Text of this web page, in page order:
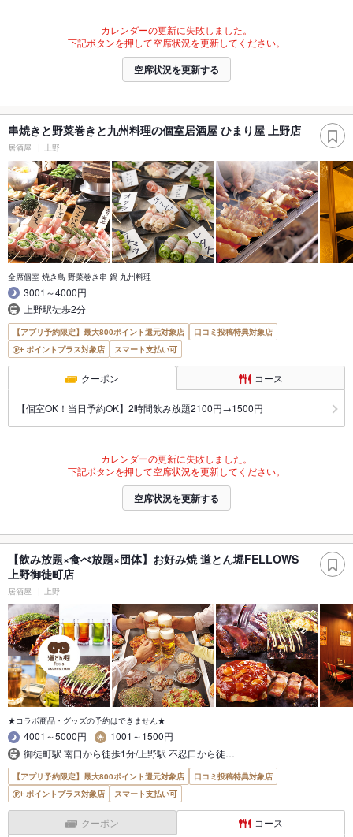
カレンダーの更新に失敗しました。
下記ボタンを押して空席状況を更新してください。
空席状況を更新する
串焼きと野菜巻きと九州料理の個室居酒屋 ひまり屋 上野店
居酒屋 上野
全席個室 焼き鳥 野菜巻き串 鍋 九州料理
3001～4000円
上野駅徒歩2分
【アプリ予約限定】最大800ポイント還元対象店
口コミ投稿特典対象店
ポイントプラス対象店
スマート支払い可
クーポン コース
【個室OK！当日予約OK】2時間飲み放題2100円→1500円
カレンダーの更新に失敗しました。
下記ボタンを押して空席状況を更新してください。
空席状況を更新する
【飲み放題×食べ放題×団体】お好み焼 道とん堀FELLOWS
上野御徒町店
居酒屋 上野
★コラボ商品・グッズの予約はできません★
4001～5000円
1001～1500円
御徒町駅 南口から徒歩1分/上野駅 不忍口から徒…
【アプリ予約限定】最大800ポイント還元対象店
口コミ投稿特典対象店
ポイントプラス対象店
スマート支払い可
クーポン コース